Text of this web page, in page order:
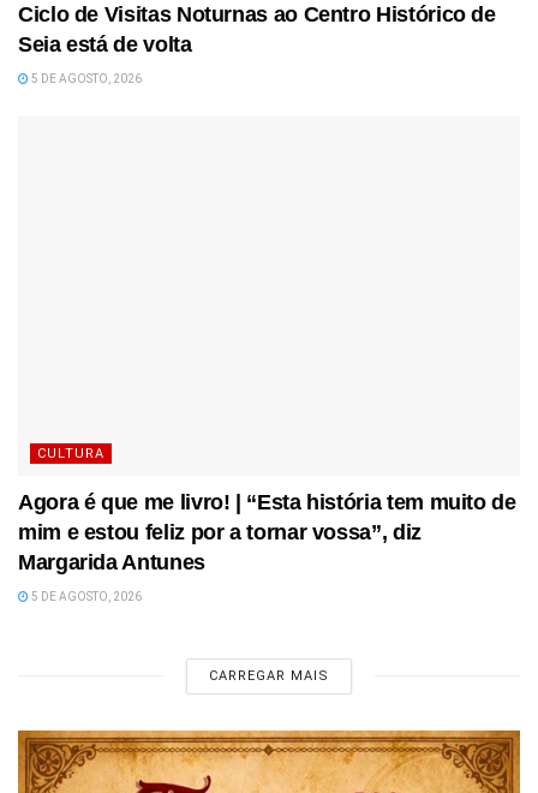
Ciclo de Visitas Noturnas ao Centro Histórico de
Seia está de volta
5 DE AGOSTO, 2026
CULTURA
Agora é que me livro! | “Esta história tem muito de
mim e estou feliz por a tornar vossa”, diz
Margarida Antunes
5 DE AGOSTO, 2026
CARREGAR MAIS